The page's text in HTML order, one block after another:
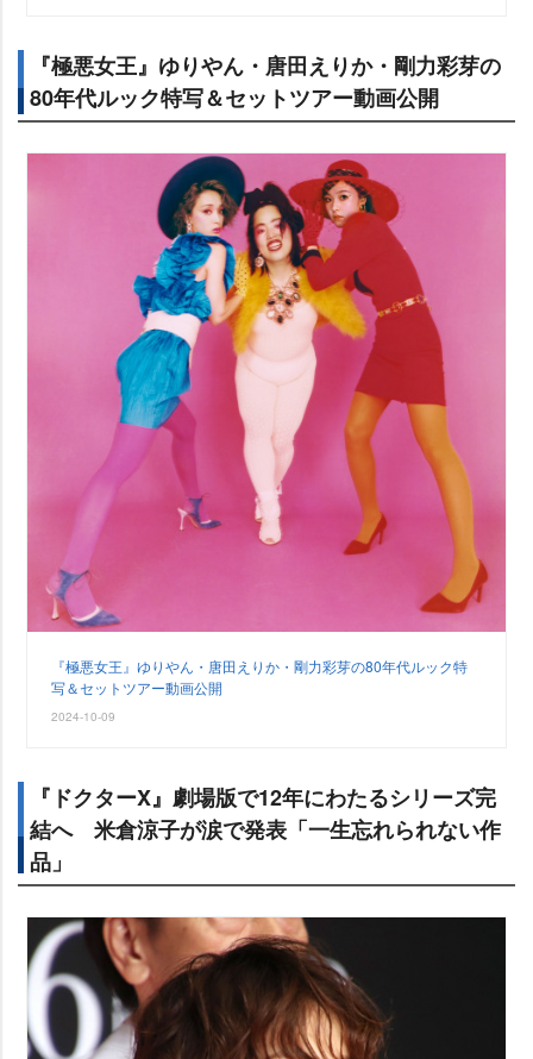
『極悪女王』ゆりやん・唐田えりか・剛力彩芽の
80年代ルック特写＆セットツアー動画公開
『極悪女王』ゆりやん・唐田えりか・剛力彩芽の80年代ルック特
写＆セットツアー動画公開
2024-10-09
『ドクターX』劇場版で12年にわたるシリーズ完
結へ 米倉涼子が涙で発表「一生忘れられない作
品」